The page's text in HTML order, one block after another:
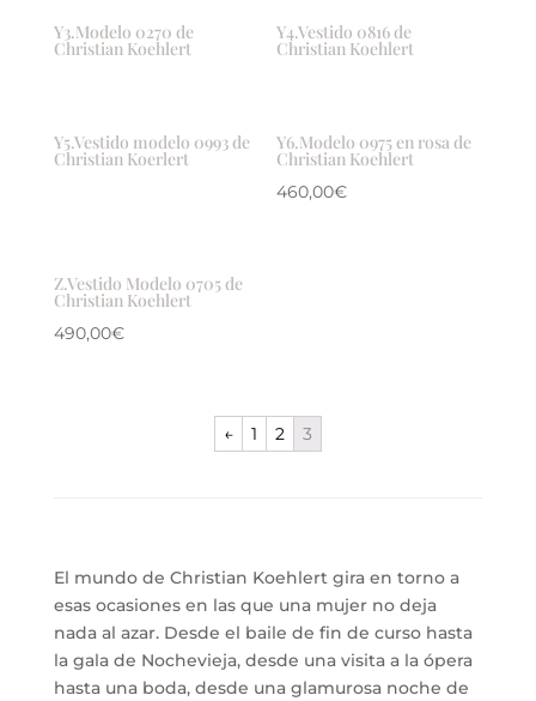
Y3.Modelo 0270 de
Christian Koehlert
Y4.Vestido 0816 de
Christian Koehlert
Y5.Vestido modelo 0993 de
Christian Koerlert
Y6.Modelo 0975 en rosa de
Christian Koehlert
460,00€
Z.Vestido Modelo 0705 de
Christian Koehlert
490,00€
← 1 2 3
El mundo de Christian Koehlert gira en torno a
esas ocasiones en las que una mujer no deja
nada al azar. Desde el baile de fin de curso hasta
la gala de Nochevieja, desde una visita a la ópera
hasta una boda, desde una glamurosa noche de